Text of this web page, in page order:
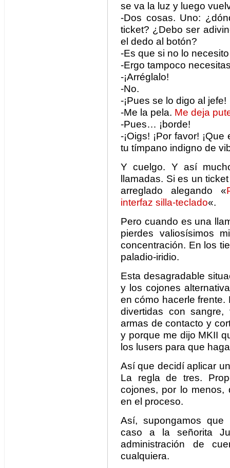
se va la luz y luego
-Dos cosas. Uno:
ticket? ¿Debo ser
el dedo al botón?
-Es que si no lo
-Ergo tampoco
-¡Arréglalo!
-No.
-¡Pues se lo digo al jefe!
-Me la pela. Me deja
-Pues… ¡borde!
-¡Oigs! ¡Por favor!
tu tímpano indigno de
Y cuelgo. Y así
llamadas. Si es un
arreglado alegando «
interfaz silla-teclado«.
Pero cuando es una
pierdes valiosísimos
concentración. En los
paladio-iridio.
Esta desagradable
y los cojones
en cómo hacerle frente.
divertidas con sangre,
armas de contacto y
y porque me dijo MKII
los lusers para que
Así que decidí aplicar
La regla de tres.
cojones, por lo menos,
en el proceso.
Así, supongamos que
caso a la señorita
administración de
cualquiera.